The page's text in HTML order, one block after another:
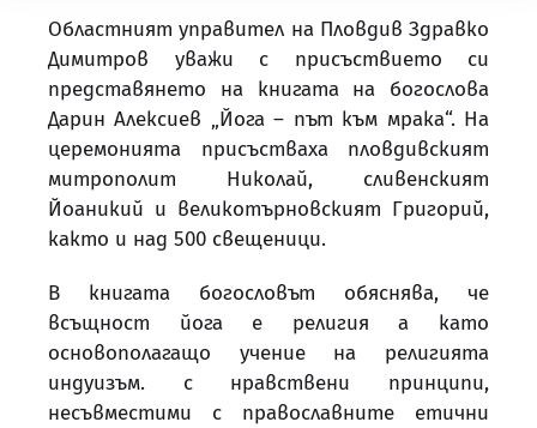
Областният управител на Пловдив Здравко
Димитров уважи с присъствието си
представянето на книгата на богослова
Дарин Алексиев „Йога – път към мрака“. На
церемонията присъстваха пловдивският
митрополит Николай, сливенският
Йоаникий и великотърновският Григорий,
както и над 500 свещеници.
В книгата богословът обяснява, че
всъщност йога е религия а като
основополагащо учение на религията
индуизъм. с нравствени принципи,
несъвместими с православните етични